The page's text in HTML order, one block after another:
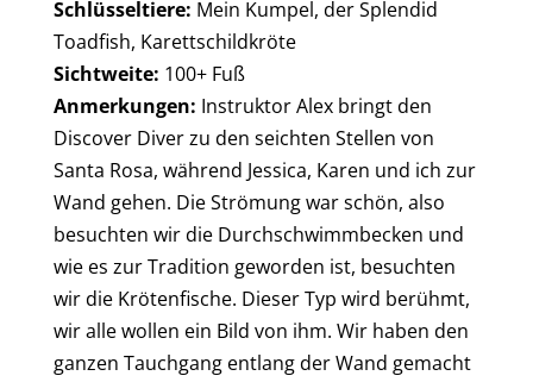
Schlüsseltiere: Mein Kumpel, der Splendid
Toadfish, Karettschildkröte
Sichtweite: 100+ Fuß
Anmerkungen: Instruktor Alex bringt den
Discover Diver zu den seichten Stellen von
Santa Rosa, während Jessica, Karen und ich zur
Wand gehen. Die Strömung war schön, also
besuchten wir die Durchschwimmbecken und
wie es zur Tradition geworden ist, besuchten
wir die Krötenfische. Dieser Typ wird berühmt,
wir alle wollen ein Bild von ihm. Wir haben den
ganzen Tauchgang entlang der Wand gemacht